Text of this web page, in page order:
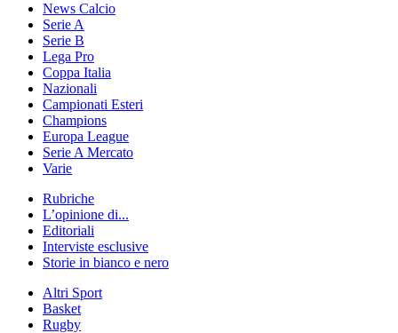
News Calcio
Serie A
Serie B
Lega Pro
Coppa Italia
Nazionali
Campionati Esteri
Champions
Europa League
Serie A Mercato
Varie
Rubriche
L’opinione di...
Editoriali
Interviste esclusive
Storie in bianco e nero
Altri Sport
Basket
Rugby